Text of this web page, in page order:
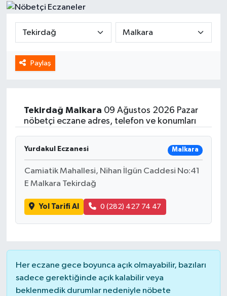
Paylaş
Tekirdağ Malkara 09 Ağustos 2026 Pazar
nöbetçi eczane adres, telefon ve konumları
Yurdakul Eczanesi Malkara
Camiatik Mahallesi, Nihan İlgün Caddesi No:41
E Malkara Tekirdağ
Yol Tarifi Al 0 (282) 427 74 47
Her eczane gece boyunca açık olmayabilir, bazıları
sadece gerektiğinde açık kalabilir veya
beklenmedik durumlar nedeniyle nöbete
Siyaset
Haber Arşivi